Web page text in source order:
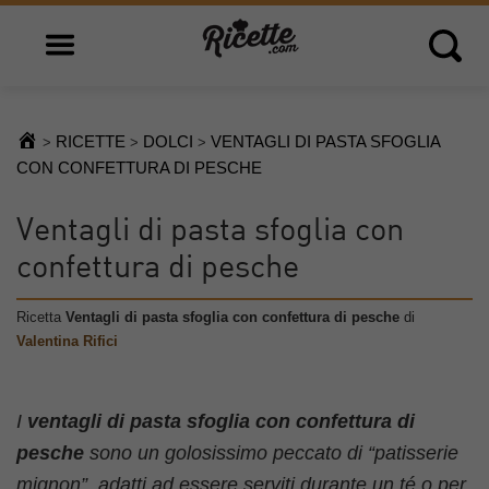
Open main menu Open
> RICETTE > DOLCI > VENTAGLI DI PASTA SFOGLIA
CON CONFETTURA DI PESCHE
Ventagli di pasta sfoglia con
confettura di pesche
Ricetta Ventagli di pasta sfoglia con confettura di pesche di
Valentina Rifici
I ventagli di pasta sfoglia con confettura di
pesche sono un golosissimo peccato di “patisserie
mignon”, adatti ad essere serviti durante un té o per